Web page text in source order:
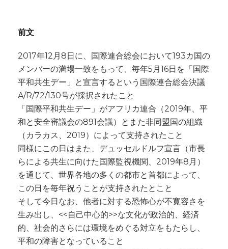
前文
2017年12月8日に、国際連合総会において193カ国の
メンバーの満場一致をもって、毎年5月16日を「国際
平和共生デー」と宣言するという国際連合総会決議
A/R/72/130号が採択されたこと
「国際平和共生デー」がアフリカ連合（2019年、平
和と安全審議会の891会議）とまた非同盟国の組織
（カラカス、2019）によって支持されたこと
同様にこの日はまた、デュッセルドルフ宣言（市長
らによる共生に向けた国際監視機関、2019年8月）
を通じて、世界各地の多くの都市と首都によって、
この日を毎年祝うことが支持されたとこと
そして今日なお、他者に対する恐怖心が不寛容さを
生み出し、<<自己中心的>>な文化が政治的、経済
的、社会的さらには環境をめぐる対立をもたらし、
平和の障害となっていること